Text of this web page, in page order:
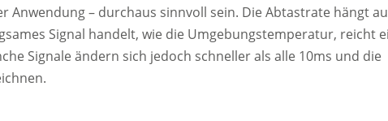
Anwendung – durchaus sinnvoll sein. Die Abtastrate hängt
Signal handelt, wie die Umgebungstemperatur, reicht
Signale ändern sich jedoch schneller als alle 10ms und die